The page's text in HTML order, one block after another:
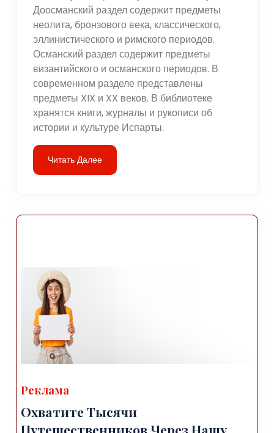
Доосманский раздел содержит предметы
неолита, бронзового века, классического,
эллинистического и римского периодов.
Османский раздел содержит предметы
византийского и османского периодов. В
современном разделе представлены
предметы XIX и XX веков. В библиотеке
хранятся книги, журналы и рукописи об
истории и культуре Испарты.
Читать Далее
Реклама
Охватите Тысячи
Путешественников Через Нашу